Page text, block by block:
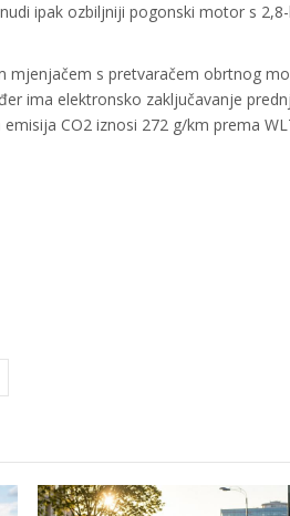
ipak ozbiljniji pogonski motor s
mjenjačem s pretvaračem obrtnog
ima elektronsko zaključavanje
CO2 iznosi 272 g/km prema